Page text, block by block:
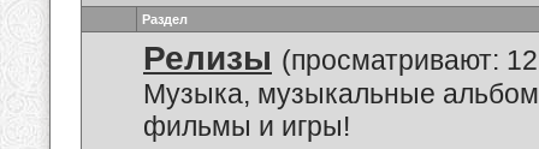
Раздел
Релизы (просматривают:
Музыка, музыкальные
фильмы и игры!